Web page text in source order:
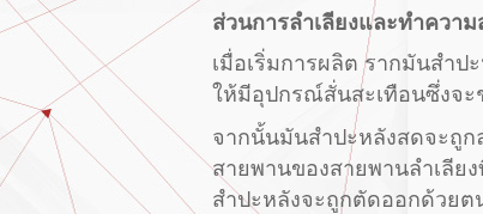
ส่วนการลำเลียงและทำควา
เมื่อเริ่มการผลิต รากมันสำ
ให้มีอุปกรณ์สั่นสะเทือนซึ่งจะ
จากนั้นมันสำปะหลังสดจะถูก
สายพานของสายพานลำเลีย
สำปะหลังจะถูกตัดออกด้วยต